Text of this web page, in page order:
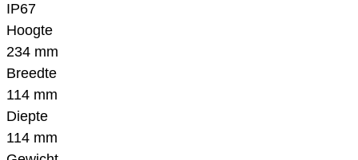
IP67
Hoogte
234 mm
Breedte
114 mm
Diepte
114 mm